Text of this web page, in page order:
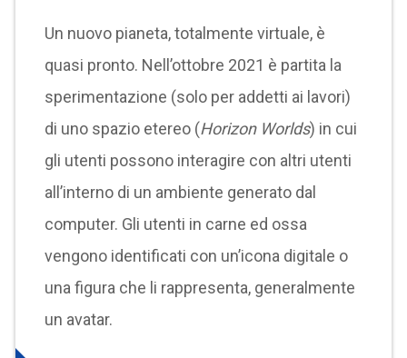
Un nuovo pianeta, totalmente virtuale, è
quasi pronto. Nell’ottobre 2021 è partita la
sperimentazione (solo per addetti ai lavori)
di uno spazio etereo (Horizon Worlds) in cui
gli utenti possono interagire con altri utenti
all’interno di un ambiente generato dal
computer. Gli utenti in carne ed ossa
vengono identificati con un’icona digitale o
una figura che li rappresenta, generalmente
un avatar.